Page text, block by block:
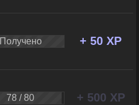
Получено + 50 XP
78 / 80 + 500 XP